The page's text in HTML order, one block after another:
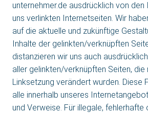
unternehmer.de ausdrücklich von den
uns verlinkten Internetseiten. Wir
auf die aktuelle und zukünftige
Inhalte der gelinkten/verknüpften
distanzieren wir uns auch
aller gelinkten/verknüpften Seiten, die
Linksetzung verändert wurden. Diese
alle innerhalb unseres
und Verweise. Für illegale,